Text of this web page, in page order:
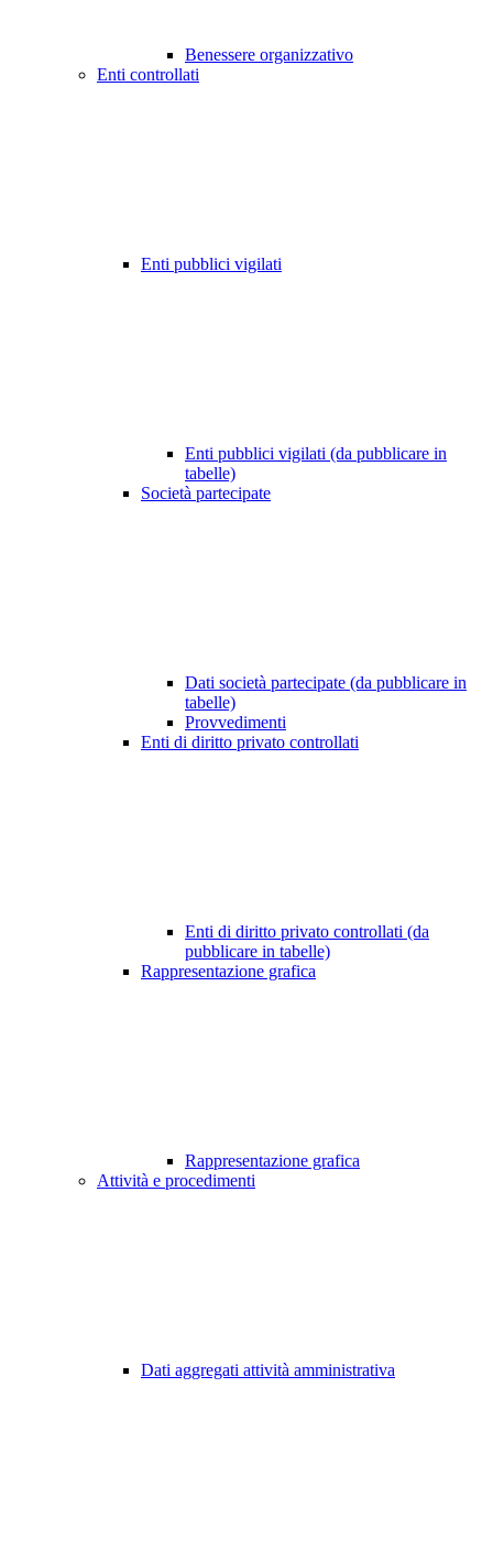
Benessere organizzativo
Enti controllati
Enti pubblici vigilati
Enti pubblici vigilati (da pubblicare in
tabelle)
Società partecipate
Dati società partecipate (da pubblicare in
tabelle)
Provvedimenti
Enti di diritto privato controllati
Enti di diritto privato controllati (da
pubblicare in tabelle)
Rappresentazione grafica
Rappresentazione grafica
Attività e procedimenti
Dati aggregati attività amministrativa